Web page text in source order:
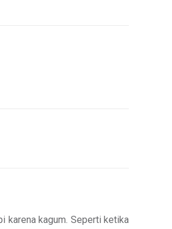
karena kagum. Seperti ketika